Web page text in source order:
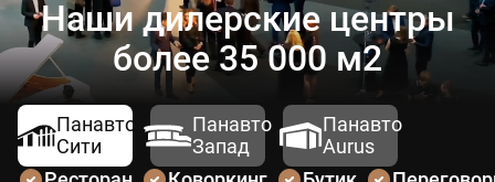
Наши дилерские центры
более 35 000 м2
Панавто
Сити
Панавто
Запад
Панавто
Aurus